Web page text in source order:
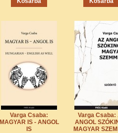
Varga Csaba:
MAGYAR IS - ANGOL
IS
Varga Csaba:
ANGOL
MAGYAR